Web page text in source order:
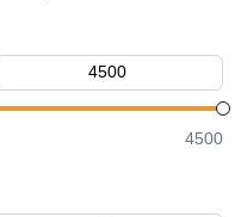
4500